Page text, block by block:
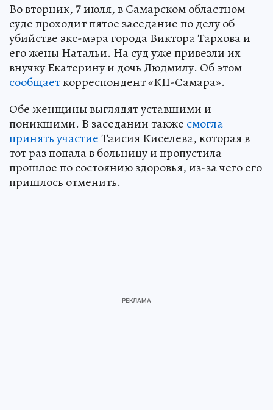
Во вторник, 7 июля, в Самарском областном
суде проходит пятое заседание по делу об
убийстве экс-мэра города Виктора Тархова и
его жены Натальи. На суд уже привезли их
внучку Екатерину и дочь Людмилу. Об этом
сообщаеткорреспондент «КП-Самара».
Обе женщины выглядят уставшими и
поникшими. В заседании также смогла
принять участиеТаисия Киселева, которая в
тот раз попала в больницу и пропустила
прошлое по состоянию здоровья, из-за чего его
пришлось отменить.